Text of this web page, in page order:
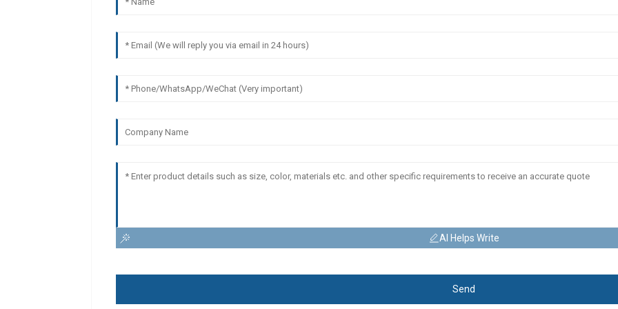
AI Helps Write
Send